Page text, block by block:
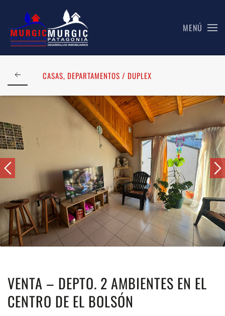
Skip to main content MENÚ
CASAS, DEPARTAMENTOS / DUPLEX
VENTA – DEPTO. 2 AMBIENTES EN EL
CENTRO DE EL BOLSÓN